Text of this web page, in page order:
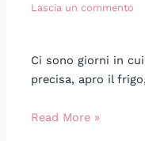
Lascia un commento
Ci sono giorni in
precisa, apro il
Read More »